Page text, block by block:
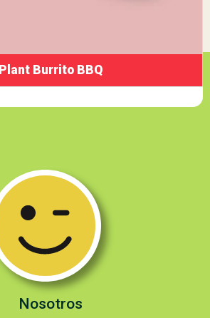
Plant Burrito BBQ
Nosotros